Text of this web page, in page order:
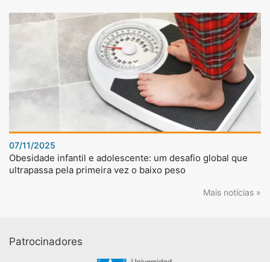
07/11/2025
Obesidade infantil e adolescente: um desafio global que
ultrapassa pela primeira vez o baixo peso
Mais notícias »
Patrocinadores